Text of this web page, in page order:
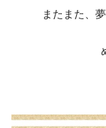
またまた、